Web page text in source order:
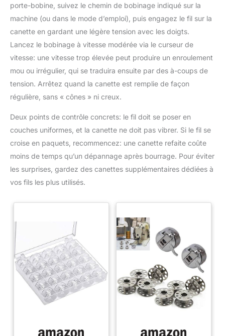
porte-bobine, suivez le chemin de bobinage indiqué sur la
machine (ou dans le mode d’emploi), puis engagez le fil sur la
canette en gardant une légère tension avec les doigts.
Lancez le bobinage à vitesse modérée via le curseur de
vitesse: une vitesse trop élevée peut produire un enroulement
mou ou irrégulier, qui se traduira ensuite par des à-coups de
tension. Arrêtez quand la canette est remplie de façon
régulière, sans « cônes » ni creux.
Deux points de contrôle concrets: le fil doit se poser en
couches uniformes, et la canette ne doit pas vibrer. Si le fil se
croise en paquets, recommencez: une canette refaite coûte
moins de temps qu’un dépannage après bourrage. Pour éviter
les surprises, gardez des canettes supplémentaires dédiées à
vos fils les plus utilisés.